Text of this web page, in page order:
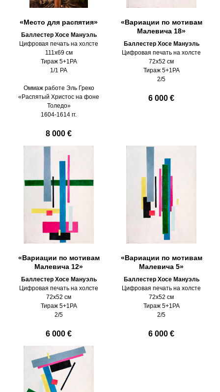
«Место для распятия»
Баллестер Хосе Мануэль
Цифровая печать на холсте
111х69 см
Тираж 5+1PA
1/1 PA
Оммаж работе Эль Греко
«Распятый Христос на фоне
Толедо»
1604-1614 гг.
8 000 €
«Вариации по мотивам
Малевича 18»
Баллестер Хосе Мануэль
Цифровая печать на холсте
72х52 см
Тираж 5+1PA
2/5
6 000 €
«Вариации по мотивам
Малевича 12»
Баллестер Хосе Мануэль
Цифровая печать на холсте
72х52 см
Тираж 5+1PA
2/5
6 000 €
«Вариации по мотивам
Малевича 5»
Баллестер Хосе Мануэль
Цифровая печать на холсте
72х52 см
Тираж 5+1PA
2/5
6 000 €